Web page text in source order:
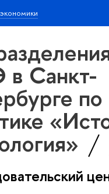
Санкт-
по